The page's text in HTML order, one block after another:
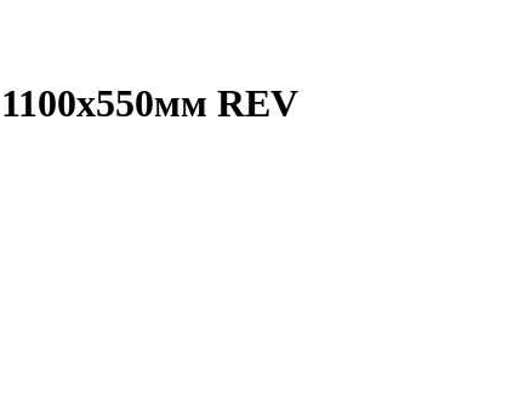
REV